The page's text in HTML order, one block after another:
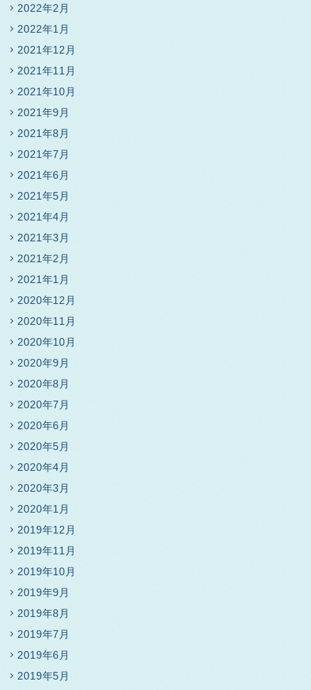
2022年2月
2022年1月
2021年12月
2021年11月
2021年10月
2021年9月
2021年8月
2021年7月
2021年6月
2021年5月
2021年4月
2021年3月
2021年2月
2021年1月
2020年12月
2020年11月
2020年10月
2020年9月
2020年8月
2020年7月
2020年6月
2020年5月
2020年4月
2020年3月
2020年1月
2019年12月
2019年11月
2019年10月
2019年9月
2019年8月
2019年7月
2019年6月
2019年5月